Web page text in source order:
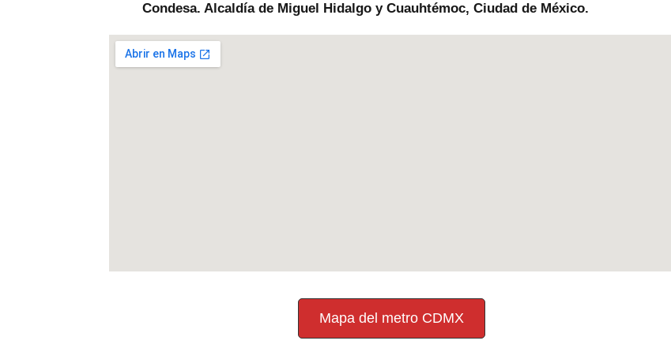
Condesa. Alcaldía de Miguel Hidalgo y Cuauhtémoc, Ciudad de México.
Mapa del metro CDMX